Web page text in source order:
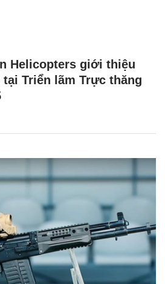
Helicopters giới thiệu
Triển lãm Trực thăng